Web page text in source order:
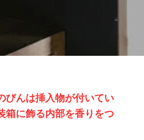
びんは挿入物が付いてい
箱に飾る内部を香りをつ